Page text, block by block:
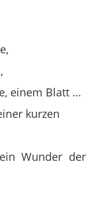
einem Blatt …
kurzen
Wunder der